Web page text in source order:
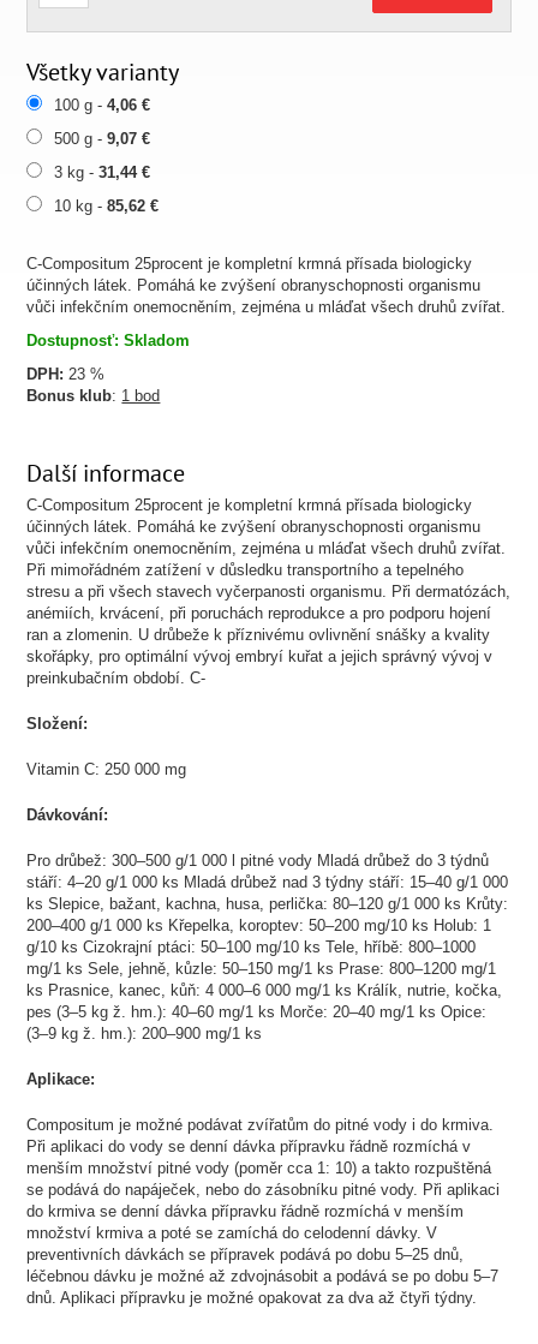
C-Compositum 25procent je kompletní krmná přísada biologicky
účinných látek. Pomáhá ke zvýšení obranyschopnosti organismu
vůči infekčním onemocněním, zejména u mláďat všech druhů zvířat.
Dostupnosť: Skladom
DPH: 23 %
Bonus klub: 1 bod
Všetky varianty
100 g -4,06 €
500 g -9,07 €
3 kg -31,44 €
10 kg -85,62 €
Další informace
C-Compositum 25procent je kompletní krmná přísada biologicky
účinných látek. Pomáhá ke zvýšení obranyschopnosti organismu
vůči infekčním onemocněním, zejména u mláďat všech druhů zvířat.
Při mimořádném zatížení v důsledku transportního a tepelného
stresu a při všech stavech vyčerpanosti organismu. Při dermatózách,
anémiích, krvácení, při poruchách reprodukce a pro podporu hojení
ran a zlomenin. U drůbeže k příznivému ovlivnění snášky a kvality
skořápky, pro optimální vývoj embryí kuřat a jejich správný vývoj v
preinkubačním období. C-
Složení:
Vitamin C: 250 000 mg
Dávkování:
Pro drůbež: 300–500 g/1 000 l pitné vody Mladá drůbež do 3 týdnů
stáří: 4–20 g/1 000 ks Mladá drůbež nad 3 týdny stáří: 15–40 g/1 000
ks Slepice, bažant, kachna, husa, perlička: 80–120 g/1 000 ks Krůty:
200–400 g/1 000 ks Křepelka, koroptev: 50–200 mg/10 ks Holub: 1
g/10 ks Cizokrajní ptáci: 50–100 mg/10 ks Tele, hříbě: 800–1000
mg/1 ks Sele, jehně, kůzle: 50–150 mg/1 ks Prase: 800–1200 mg/1
ks Prasnice, kanec, kůň: 4 000–6 000 mg/1 ks Králík, nutrie, kočka,
pes (3–5 kg ž. hm.): 40–60 mg/1 ks Morče: 20–40 mg/1 ks Opice:
(3–9 kg ž. hm.): 200–900 mg/1 ks
Aplikace:
Compositum je možné podávat zvířatům do pitné vody i do krmiva.
Při aplikaci do vody se denní dávka přípravku řádně rozmíchá v
menším množství pitné vody (poměr cca 1: 10) a takto rozpuštěná
se podává do napáječek, nebo do zásobníku pitné vody. Při aplikaci
do krmiva se denní dávka přípravku řádně rozmíchá v menším
množství krmiva a poté se zamíchá do celodenní dávky. V
preventivních dávkách se přípravek podává po dobu 5–25 dnů,
léčebnou dávku je možné až zdvojnásobit a podává se po dobu 5–7
dnů. Aplikaci přípravku je možné opakovat za dva až čtyři týdny.